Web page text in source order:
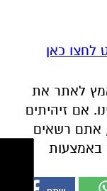
אתם רשאים